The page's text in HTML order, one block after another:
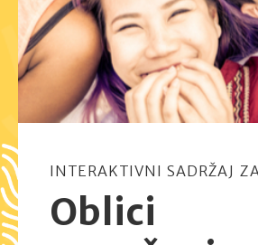
INTERAKTIVNI SADRŽAJ
Oblici